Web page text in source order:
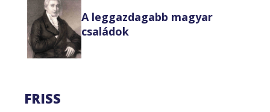
A leggazdagabb magyar
családok
FRISS